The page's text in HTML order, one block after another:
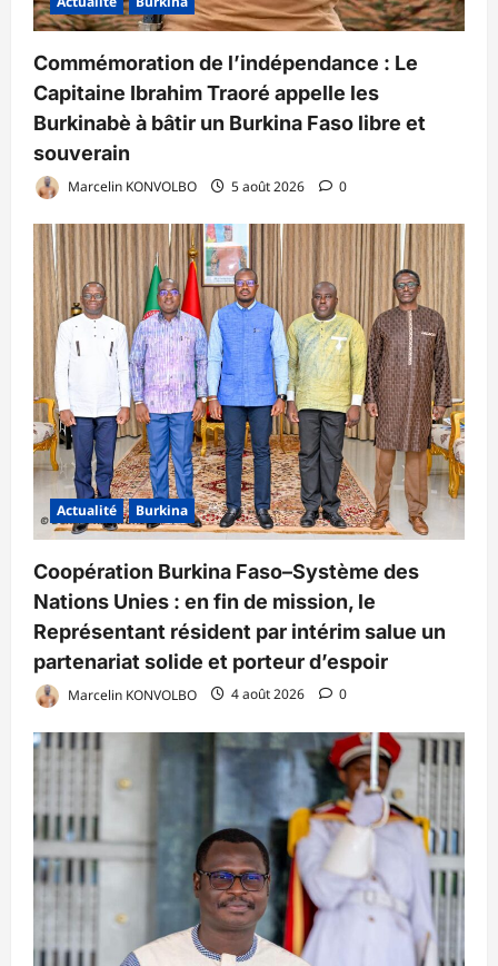
Commémoration de l’indépendance : Le
Capitaine Ibrahim Traoré appelle les
Burkinabè à bâtir un Burkina Faso libre et
souverain
Marcelin KONVOLBO 5 août 2026 0
Actualité Burkina
Coopération Burkina Faso–Système des
Nations Unies : en fin de mission, le
Représentant résident par intérim salue un
partenariat solide et porteur d’espoir
Marcelin KONVOLBO 4 août 2026 0